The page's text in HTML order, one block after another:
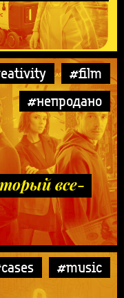
#film
#непродано
все-
#music